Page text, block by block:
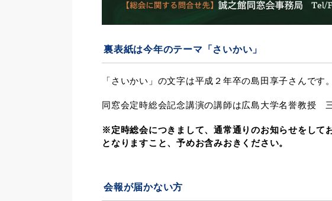
裏表紙は今年のテーマ 「さいかい」
「さいかい」の文字は平成２年卒の島田享子さんです。
同窓会定時総会記念講演の講師は広島大学名誉教授
※定時総会につきまして、通常通りのお知らせをして
となりますこと、予めお含みおきください。
会報が届かない方